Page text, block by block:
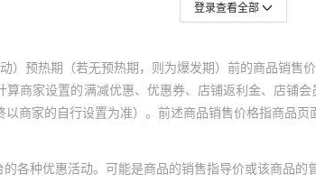
登录查看全部
）预热期（若无预热期，则为爆发期）前的商品销
商家设置的满减优惠、优惠券、店铺返利金、店铺
商家的自行设置为准）。前述商品销售价格指商品
各种优惠活动。可能是商品的销售指导价或该商品的